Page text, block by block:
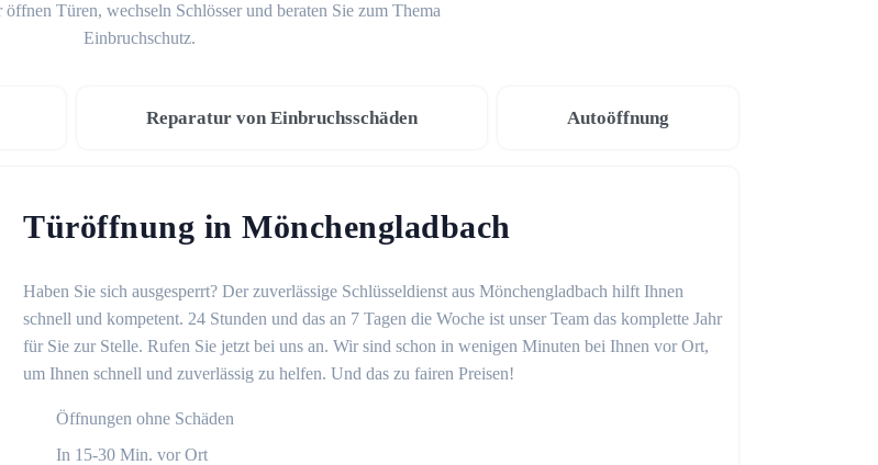
öffnen Türen, wechseln Schlösser und beraten Sie zum Thema
Einbruchschutz.
Reparatur von Einbruchsschäden Autoöffnung
Türöffnung in Mönchengladbach
Haben Sie sich ausgesperrt? Der zuverlässige Schlüsseldienst aus Mönchengladbach hilft Ihnen
schnell und kompetent. 24 Stunden und das an 7 Tagen die Woche ist unser Team das komplette Jahr
für Sie zur Stelle. Rufen Sie jetzt bei uns an. Wir sind schon in wenigen Minuten bei Ihnen vor Ort,
um Ihnen schnell und zuverlässig zu helfen. Und das zu fairen Preisen!
Öffnungen ohne Schäden
In 15-30 Min. vor Ort